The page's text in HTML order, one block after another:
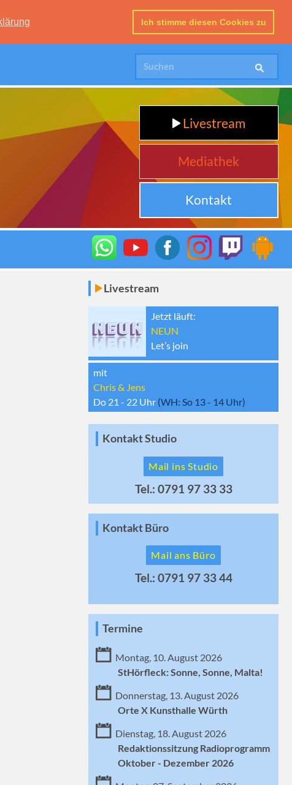
Ich stimme diesen Cookies zu
Livestream
Mediathek
Kontakt
Livestream
Jetzt läuft:
NEUN
Let’s join
mit
Chris & Jens
Do 21 - 22 Uhr (WH: So 13 - 14 Uhr)
Kontakt Studio
Mail ins Studio
Tel.: 0791 97 33 33
Kontakt Büro
Mail ans Büro
Tel.: 0791 97 33 44
Termine
Montag, 10. August 2026
StHörfleck: Sonne, Sonne, Malta!
Donnerstag, 13. August 2026
Orte X Kunsthalle Würth
Dienstag, 18. August 2026
Redaktionssitzung Radioprogramm
Oktober - Dezember 2026